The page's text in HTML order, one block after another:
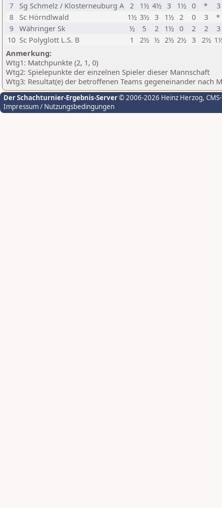
7
Sg Schmelz / Klosterneuburg A 2 1½ 4½ 3 1½ 0 *
3
8
Sc Hörndlwald 1½ 3½ 3 1½ 2 0 3
*
9 Währinger Sk ½ 5 2 1½ 0 2 2
3
10 Sc Polyglott L.S. B 1 2½ ½ 2½ 2½ 3 2½
Anmerkung:
Wtg1: Matchpunkte (2, 1, 0)
Wtg2: Spielepunkte der einzelnen Spieler dieser Mannschaft
Wtg3: Resultat(e) der betroffenen Teams gegeneinander nach
Der Schachturnier-Ergebnis-Server© 2006-2026 Heinz Herzog,
Impressum / Nutzungsbedingungen